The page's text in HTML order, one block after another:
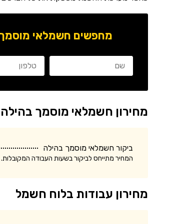
מחפשים חשמלאי מוסמך
מחירון חשמלאי מוסמך בהילה
ביקור חשמלאי מוסמך בהילה
המחיר מתייחס לביקור בשעות העבודה המקובלות.
מחירון עבודות בלוח חשמל